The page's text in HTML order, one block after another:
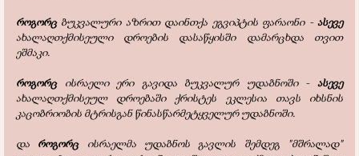
როგორც ბუკვალური აზრით დაინთქა ეგვიპტის ფარაონი - ასევე
ახალაღთქმისეული დროების დასაწყისში დამარცხდა თვით
ეშმაკი.
როგორც ისრაელი ერი გავიდა ბუკვალურ უდაბნოში - ასევე
ახალაღთქმისეულ დროებაში ქრისტეს ეკლესია თავს იხსნის
კაცობრიობის მტრისგან წინასწარმეტყველურ უდაბნოში.
და როგორც ისრაელმა უდაბნოს გავლის შემდეგ "მშრალად"